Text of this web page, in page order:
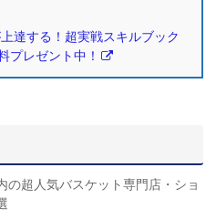
上達する！超実戦スキルブック
プレゼント中！
の超人気バスケット専門店・ショ